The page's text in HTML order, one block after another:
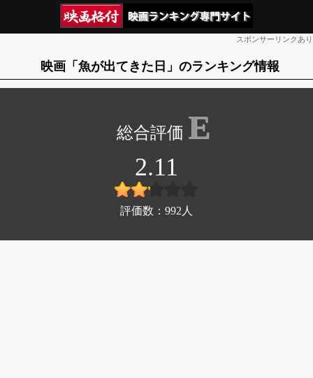
スポンサーリンクあり
映画「魚が出てきた日」のランキング情報
E
2.11
評価数： 992 人